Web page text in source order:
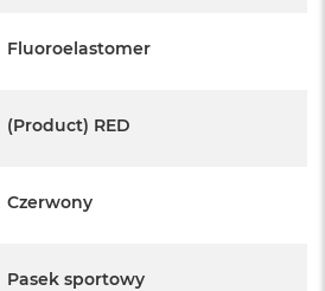
Fluoroelastomer
(Product) RED
Czerwony
Pasek sportowy